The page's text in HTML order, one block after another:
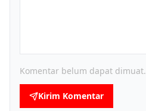
Komentar belum dapat dimuat.
Kirim Komentar